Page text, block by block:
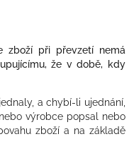
zboží při převzetí nemá
že v době, kdy
a chybí-li ujednání,
výrobce popsal nebo
zboží a na základě